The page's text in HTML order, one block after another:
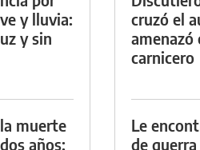
y lluvia:
y sin
muerte
años:
cruzó el
amenazó
carnicero
Le
de